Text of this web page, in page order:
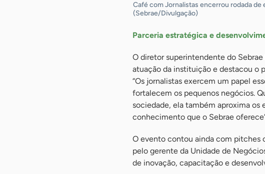
Café com Jornalistas encerrou rodada de
(Sebrae/Divulgação)
Parceria estratégica e
O diretor superintendente do
atuação da instituição e destacou o
“Os jornalistas exercem um papel
fortalecem os pequenos negócios.
sociedade, ela também aproxima os
conhecimento que o Sebrae
O evento contou ainda com pitches
pelo gerente da Unidade de
de inovação, capacitação e